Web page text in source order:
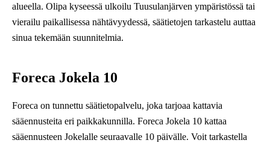
alueella. Olipa kyseessä ulkoilu Tuusulanjärven ympäristössä tai
vierailu paikallisessa nähtävyydessä, säätietojen tarkastelu auttaa
sinua tekemään suunnitelmia.
Foreca Jokela 10
Foreca on tunnettu säätietopalvelu, joka tarjoaa kattavia
sääennusteita eri paikkakunnilla. Foreca Jokela 10 kattaa
sääennusteen Jokelalle seuraavalle 10 päivälle. Voit tarkastella